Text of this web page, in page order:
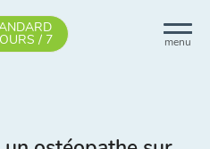
menu
/ 7